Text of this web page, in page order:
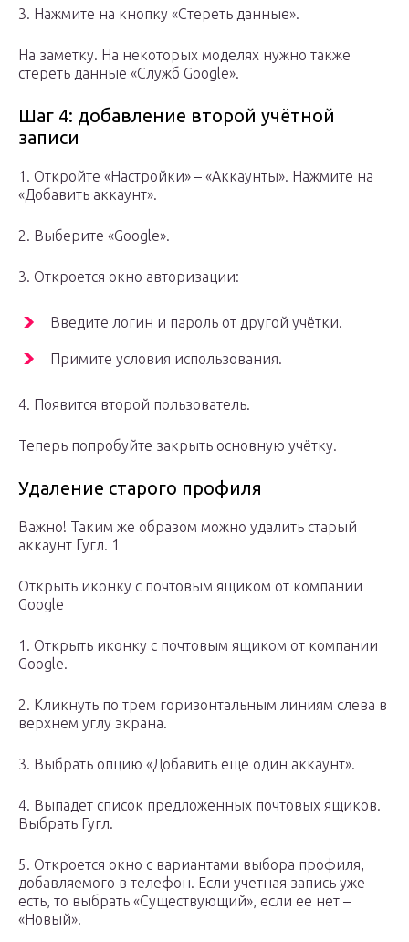
3. Нажмите на кнопку «Стереть данные».
На заметку. На некоторых моделях нужно также
стереть данные «Служб Google».
Шаг 4: добавление второй учётной
записи
1. Откройте «Настройки» – «Аккаунты». Нажмите на
«Добавить аккаунт».
2. Выберите «Google».
3. Откроется окно авторизации:
Введите логин и пароль от другой учётки.
Примите условия использования.
4. Появится второй пользователь.
Теперь попробуйте закрыть основную учётку.
Удаление старого профиля
Важно! Таким же образом можно удалить старый
аккаунт Гугл. 1
Открыть иконку с почтовым ящиком от компании
Google
1. Открыть иконку с почтовым ящиком от компании
Google.
2. Кликнуть по трем горизонтальным линиям слева в
верхнем углу экрана.
3. Выбрать опцию «Добавить еще один аккаунт».
4. Выпадет список предложенных почтовых ящиков.
Выбрать Гугл.
5. Откроется окно с вариантами выбора профиля,
добавляемого в телефон. Если учетная запись уже
есть, то выбрать «Существующий», если ее нет –
«Новый».